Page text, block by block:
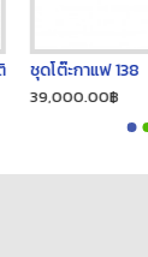
ชุดโต๊ะกาแฟ 138
39,000.00฿